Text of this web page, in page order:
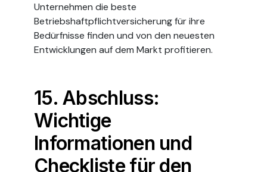
Unternehmen die beste
Betriebshaftpflichtversicherung für ihre
Bedürfnisse finden und von den neuesten
Entwicklungen auf dem Markt profitieren.
15. Abschluss:
Wichtige
Informationen und
Checkliste für den